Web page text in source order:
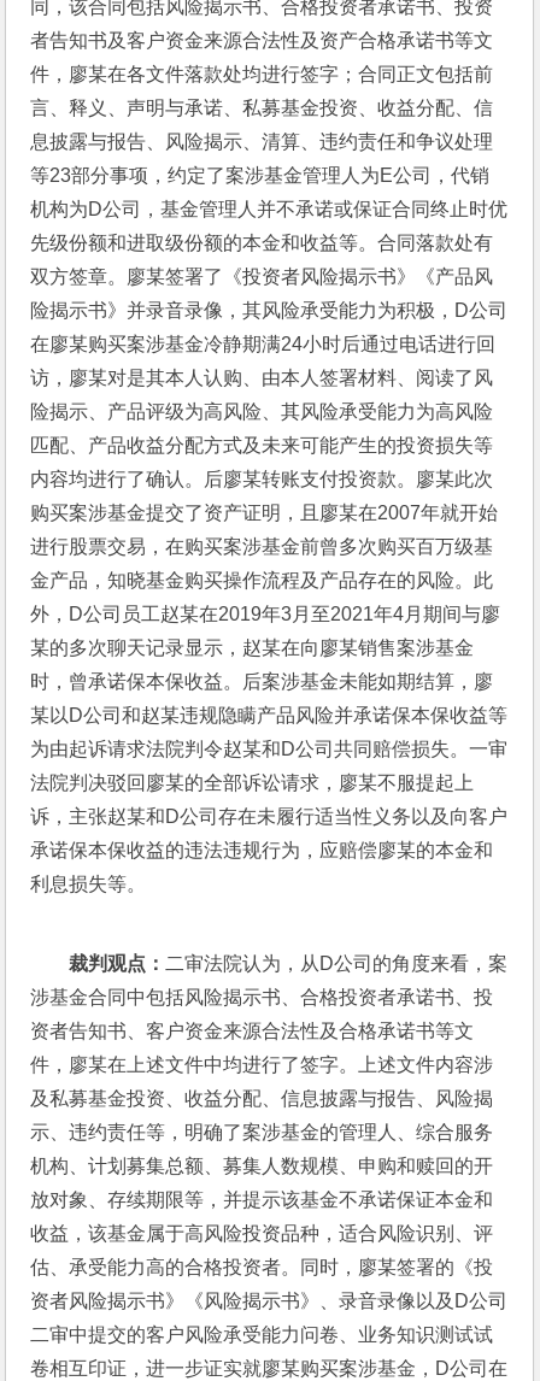
同，该合同包括风险揭示书、合格投资者承诺书、投资
者告知书及客户资金来源合法性及资产合格承诺书等文
件，廖某在各文件落款处均进行签字；合同正文包括前
言、释义、声明与承诺、私募基金投资、收益分配、信
息披露与报告、风险揭示、清算、违约责任和争议处理
等23部分事项，约定了案涉基金管理人为E公司，代销
机构为D公司，基金管理人并不承诺或保证合同终止时优
先级份额和进取级份额的本金和收益等。合同落款处有
双方签章。廖某签署了《投资者风险揭示书》《产品风
险揭示书》并录音录像，其风险承受能力为积极，D公司
在廖某购买案涉基金冷静期满24小时后通过电话进行回
访，廖某对是其本人认购、由本人签署材料、阅读了风
险揭示、产品评级为高风险、其风险承受能力为高风险
匹配、产品收益分配方式及未来可能产生的投资损失等
内容均进行了确认。后廖某转账支付投资款。廖某此次
购买案涉基金提交了资产证明，且廖某在2007年就开始
进行股票交易，在购买案涉基金前曾多次购买百万级基
金产品，知晓基金购买操作流程及产品存在的风险。此
外，D公司员工赵某在2019年3月至2021年4月期间与廖
某的多次聊天记录显示，赵某在向廖某销售案涉基金
时，曾承诺保本保收益。后案涉基金未能如期结算，廖
某以D公司和赵某违规隐瞒产品风险并承诺保本保收益等
为由起诉请求法院判令赵某和D公司共同赔偿损失。一审
法院判决驳回廖某的全部诉讼请求，廖某不服提起上
诉，主张赵某和D公司存在未履行适当性义务以及向客户
承诺保本保收益的违法违规行为，应赔偿廖某的本金和
利息损失等。
裁判观点： 二审法院认为，从D公司的角度来看，案
涉基金合同中包括风险揭示书、合格投资者承诺书、投
资者告知书、客户资金来源合法性及合格承诺书等文
件，廖某在上述文件中均进行了签字。上述文件内容涉
及私募基金投资、收益分配、信息披露与报告、风险揭
示、违约责任等，明确了案涉基金的管理人、综合服务
机构、计划募集总额、募集人数规模、申购和赎回的开
放对象、存续期限等，并提示该基金不承诺保证本金和
收益，该基金属于高风险投资品种，适合风险识别、评
估、承受能力高的合格投资者。同时，廖某签署的《投
资者风险揭示书》《风险揭示书》、录音录像以及D公司
二审中提交的客户风险承受能力问卷、业务知识测试试
卷相互印证，进一步证实就廖某购买案涉基金，D公司在